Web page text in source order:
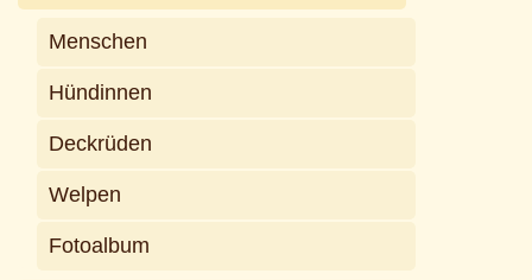
Menschen
Hündinnen
Deckrüden
Welpen
Fotoalbum